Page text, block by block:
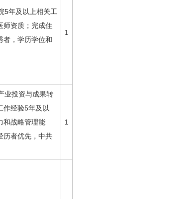
5年及以上相关工
师资质；完成住
者，学历学位和
1
业投资与成果转
作经验5年及以
和战略管理能
历者优先，中共
1